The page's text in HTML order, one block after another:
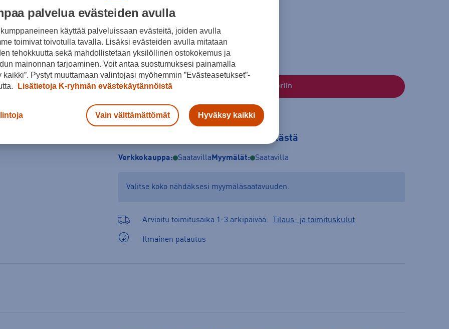
S M
Kokotaulukko
Lisää ostoskoriin
Tarkista saatavuus ja tilaa myymälästä
Verkkokauppa: Saatavilla Myymälät: Saatavilla
Valitse koko nähdäksesi myymäläsaatavuuden.
Arvioitu toimitusaika 1-3 arkipäivää. Tilaus- ja toimituskulut
Ilmainen palautus
palvelua evästeiden avulla
käyttää palveluissaan evästeitä, joiden avulla
toimivat toivotulla tavalla. Lisäksi evästeiden avulla mitataan
tehokkuutta sekä mahdollistetaan yksilöllinen ostokokemus ja
mainonnan tarjoaminen. Voit antaa suostumuksesi painamalla
kaikki”. Pystyt muuttamaan valintojasi myöhemmin ”Evästeasetukset”-
Lisätietoja K-ryhmän evästekäytännöistä
Vain välttämättömät Hyväksy kaikki